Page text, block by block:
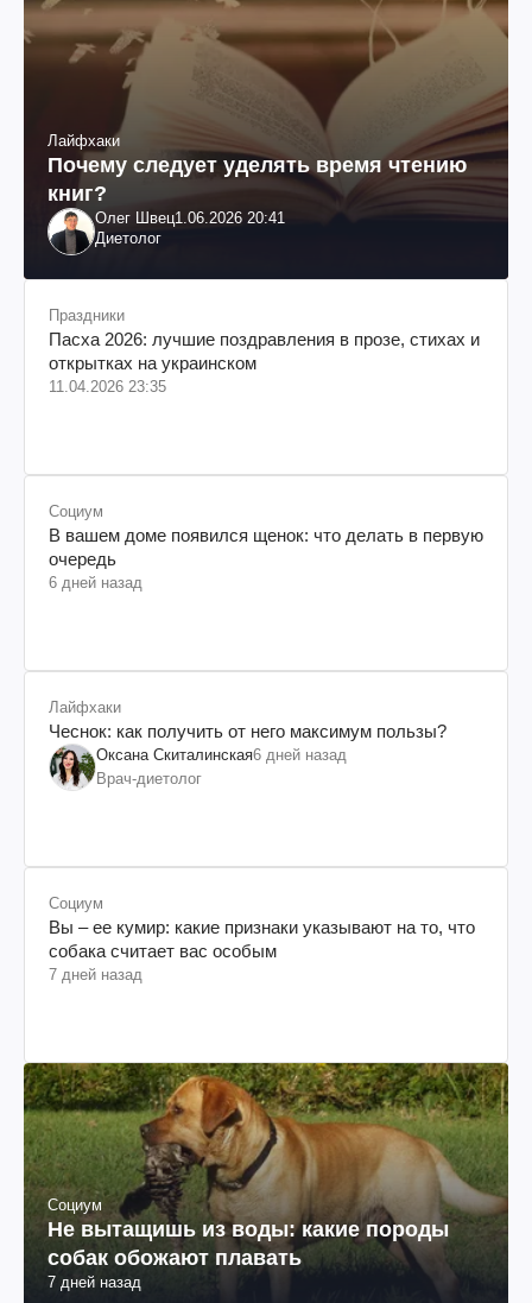
Лайфхаки
Почему следует уделять время чтению
книг?
Олег Швец1.06.2026 20:41
Диетолог
Праздники
Пасха 2026: лучшие поздравления в прозе, стихах и
открытках на украинском
11.04.2026 23:35
Социум
В вашем доме появился щенок: что делать в первую
очередь
6 дней назад
Лайфхаки
Чеснок: как получить от него максимум пользы?
Оксана Скиталинская6 дней назад
Врач-диетолог
Социум
Вы – ее кумир: какие признаки указывают на то, что
собака считает вас особым
7 дней назад
Социум
Не вытащишь из воды: какие породы
собак обожают плавать
7 дней назад